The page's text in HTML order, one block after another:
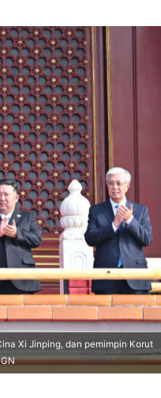
Xi Jinping, dan pemimpin Korut